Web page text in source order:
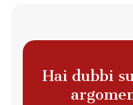
Hai dubbi